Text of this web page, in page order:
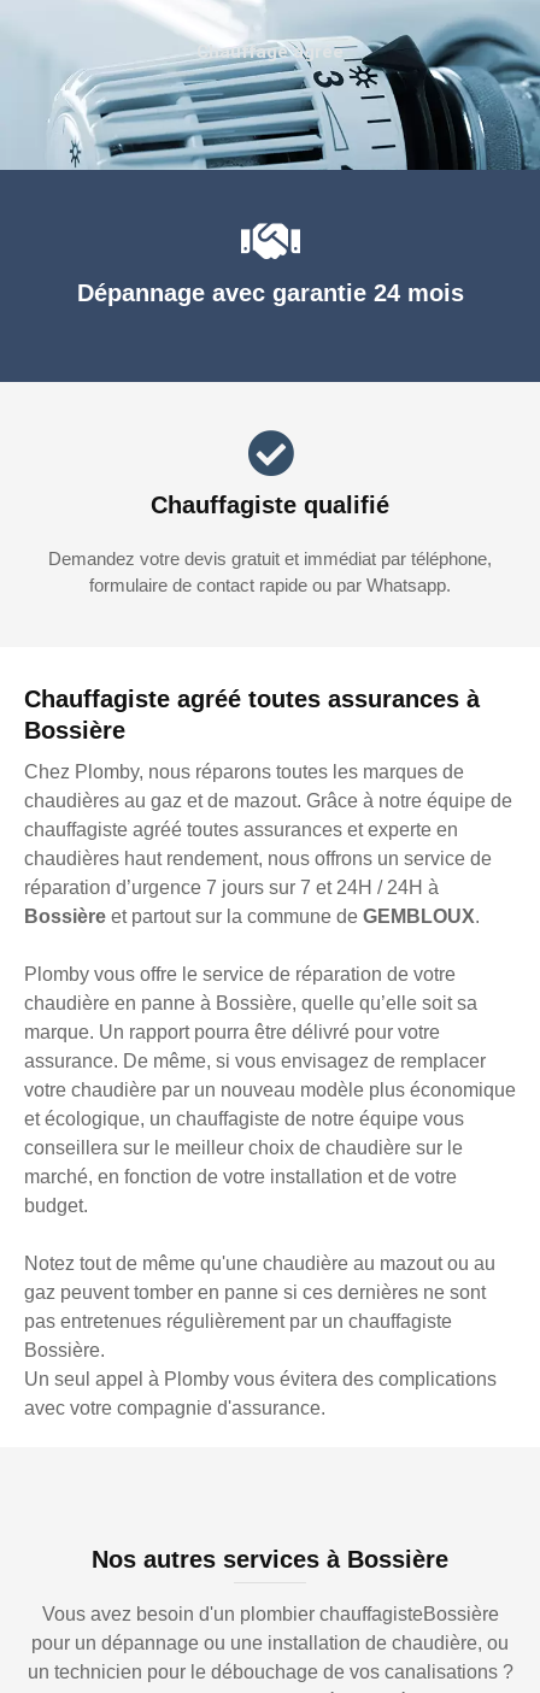
Chauffagiste agréé toutes assurances à
Bossière
Chez Plomby, nous réparons toutes les marques de
chaudières au gaz et de mazout. Grâce à notre équipe de
chauffagiste agréé toutes assurances et experte en
chaudières haut rendement, nous offrons un service de
réparation d’urgence 7 jours sur 7 et 24H / 24H à
Bossière et partout sur la commune de GEMBLOUX.
Plomby vous offre le service de réparation de votre
chaudière en panne à Bossière, quelle qu’elle soit sa
marque. Un rapport pourra être délivré pour votre
assurance. De même, si vous envisagez de remplacer
votre chaudière par un nouveau modèle plus économique
et écologique, un chauffagiste de notre équipe vous
conseillera sur le meilleur choix de chaudière sur le
marché, en fonction de votre installation et de votre
budget.
Notez tout de même qu'une chaudière au mazout ou au
gaz peuvent tomber en panne si ces dernières ne sont
pas entretenues régulièrement par un chauffagiste
Bossière.
Un seul appel à Plomby vous évitera des complications
avec votre compagnie d'assurance.
Dépannage avec garantie 24 mois
Chauffagiste qualifié
Demandez votre devis gratuit et immédiat par téléphone,
formulaire de contact rapide ou par Whatsapp.
Chauffage agréé
Nos autres services à Bossière
Vous avez besoin d'un plombier chauffagisteBossière
pour un dépannage ou une installation de chaudière, ou
un technicien pour le débouchage de vos canalisations ?